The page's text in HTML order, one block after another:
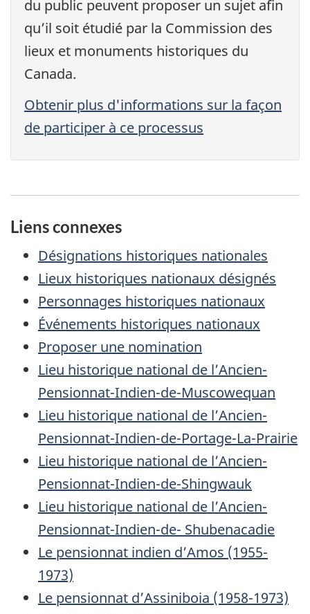
du public peuvent proposer un sujet afin
qu’il soit étudié par la Commission des
lieux et monuments historiques du
Canada.
Obtenir plus d'informations sur la façon
de participer à ce processus
Liens connexes
Désignations historiques nationales
Lieux historiques nationaux désignés
Personnages historiques nationaux
Événements historiques nationaux
Proposer une nomination
Lieu historique national de l’Ancien-
Pensionnat-Indien-de-Muscowequan
Lieu historique national de l’Ancien-
Pensionnat-Indien-de-Portage-La-Prairie
Lieu historique national de l’Ancien-
Pensionnat-Indien-de-Shingwauk
Lieu historique national de l’Ancien-
Pensionnat-Indien-de- Shubenacadie
Le pensionnat indien d’Amos (1955-
1973)
Le pensionnat d’Assiniboia (1958-1973)